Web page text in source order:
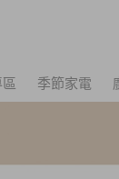
季節家電